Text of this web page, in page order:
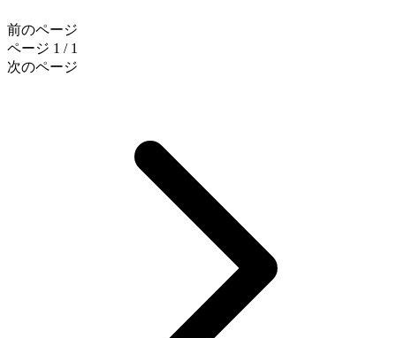
前のページ
ページ 1 / 1
次のページ